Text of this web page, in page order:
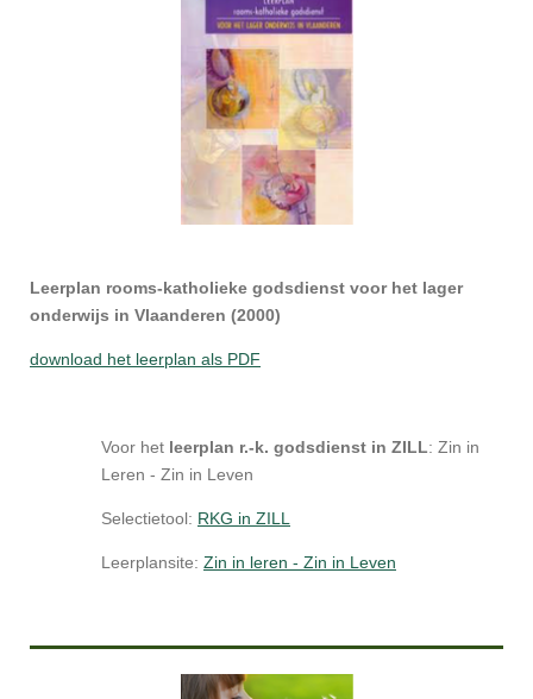
Leerplan rooms-katholieke godsdienst voor het lager
onderwijs in Vlaanderen (2000)
download het leerplan als PDF
Voor het leerplan r.-k. godsdienst in ZILL: Zin in
Leren - Zin in Leven
Selectietool: RKG in ZILL
Leerplansite: Zin in leren - Zin in Leven